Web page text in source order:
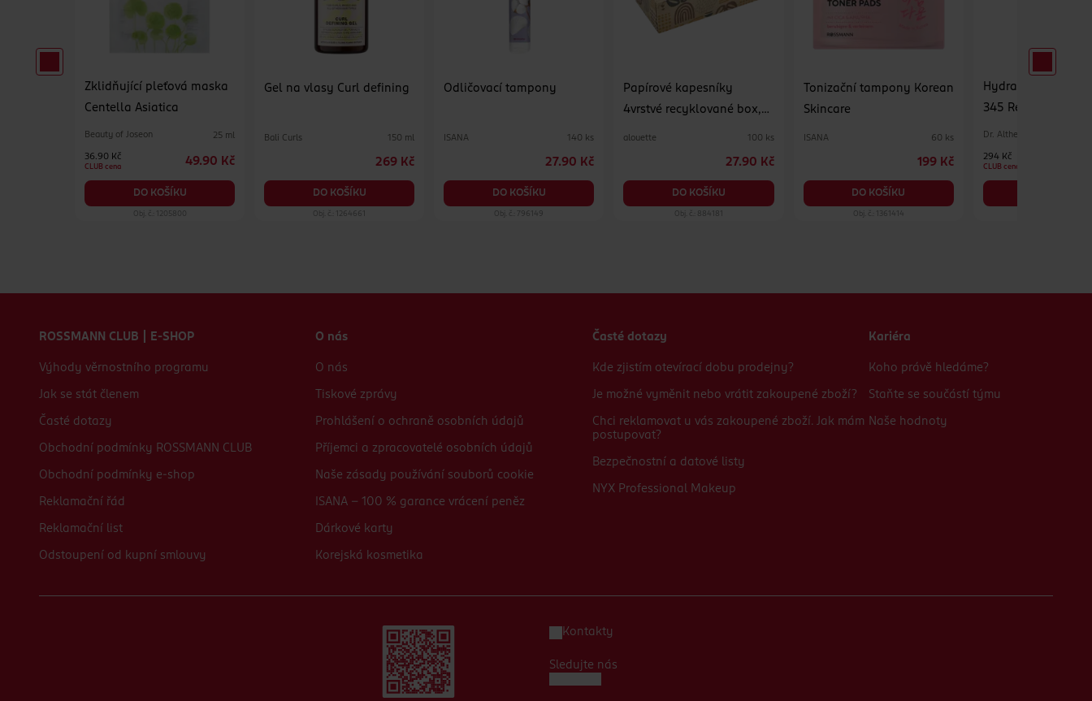
Zklidňující pleťová maska
Centella Asiatica
Beauty of Joseon 25 ml
36.90 Kč
CLUB cena 49.90 Kč
DO KOŠÍKU
Obj. č.: 1205800
Gel na vlasy Curl defining
Bali Curls 150 ml
269 Kč
DO KOŠÍKU
Obj. č.: 1264661
Odličovací tampony
ISANA 140 ks
27.90 Kč
DO KOŠÍKU
Obj. č.: 796149
Papírové kapesníky
4vrstvé recyklované box,
alouette 100 ks
27.90 Kč
DO KOŠÍKU
Obj. č.: 884181
Tonizační tampony Korean
Skincare
ISANA 60 ks
199 Kč
DO KOŠÍKU
Obj. č.: 1361414
Hydratační
345 Relief Cream
Dr. Althea
294 Kč
CLUB cena
ROSSMANN CLUB | E-SHOP
Výhody věrnostního programu
Jak se stát členem
Časté dotazy
Obchodní podmínky ROSSMANN CLUB
Obchodní podmínky e-shop
Reklamační řád
Reklamační list
Odstoupení od kupní smlouvy
O nás
O nás
Tiskové zprávy
Prohlášení o ochraně osobních údajů
Příjemci a zpracovatelé osobních údajů
Naše zásady používání souborů cookie
ISANA - 100 % garance vrácení peněz
Dárkové karty
Korejská kosmetika
Časté dotazy
Kde zjistím otevírací dobu prodejny?
Je možné vyměnit nebo vrátit zakoupené zboží?
Chci reklamovat u vás zakoupené zboží. Jak mám
postupovat?
Bezpečnostní a datové listy
NYX Professional Makeup
Kariéra
Koho právě hledáme?
Staňte se součástí týmu
Naše hodnoty
Kontakty
Sledujte nás